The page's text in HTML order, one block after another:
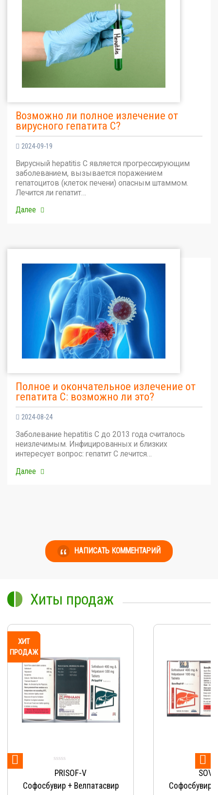
Возможно ли полное излечение от
вирусного гепатита С?
2024-09-19
Вирусный hepatitis C является прогрессирующим
заболеванием, вызывается поражением
гепатоцитов (клеток печени) опасным штаммом.
Лечится ли гепатит…
Далее
Полное и окончательное излечение от
гепатита С: возможно ли это?
2024-08-24
Заболевание hepatitis C до 2013 года считалось
неизлечимым. Инфицированных и близких
интересует вопрос: гепатит С лечится…
Далее
НАПИСАТЬ КОММЕНТАРИЙ
Хиты продаж
+ Велпатасвир
Софосбувир +
 